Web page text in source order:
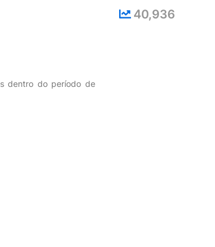
dentro do período de
40,936